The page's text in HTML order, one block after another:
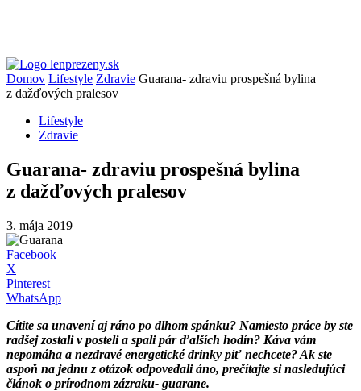
Domov Lifestyle Zdravie Guarana- zdraviu prospešná bylina
z dažďových pralesov
Lifestyle
Zdravie
Guarana- zdraviu prospešná bylina
z dažďových pralesov
3. mája 2019
Facebook
X
Pinterest
WhatsApp
Cítite sa unavení aj ráno po dlhom spánku? Namiesto práce by ste
radšej zostali v posteli a spali pár ďalších hodín? Káva vám
nepomáha a nezdravé energetické drinky piť nechcete? Ak ste
aspoň na jednu z otázok odpovedali áno, prečítajte si nasledujúci
článok o prírodnom zázraku- guarane.